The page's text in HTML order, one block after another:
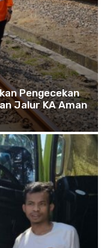
Pengecekan
Jalur KA Aman